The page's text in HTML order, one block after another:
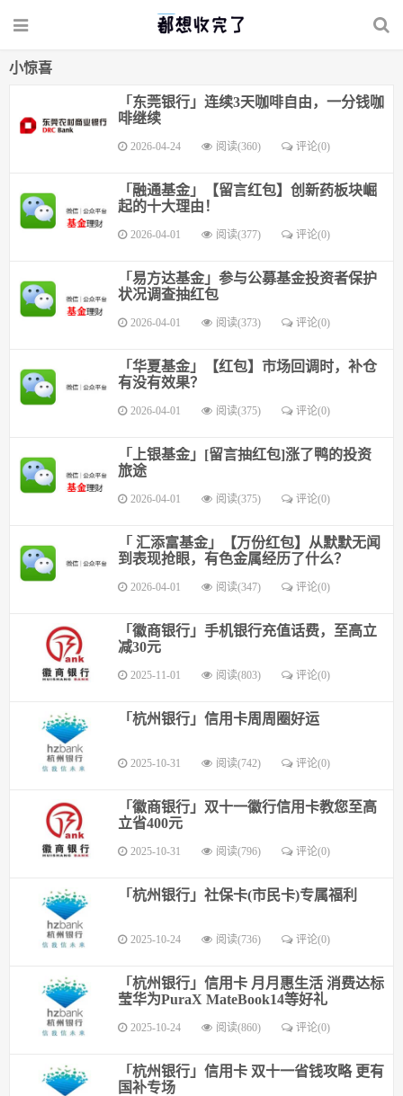
小惊喜
「东莞银行」连续3天咖啡自由，一分钱咖
啡继续
2026-04-24 阅读(360) 评论(0)
「融通基金」【留言红包】创新药板块崛
起的十大理由！
2026-04-01 阅读(377) 评论(0)
「易方达基金」参与公募基金投资者保护
状况调查抽红包
2026-04-01 阅读(373) 评论(0)
「华夏基金」【红包】市场回调时，补仓
有没有效果？
2026-04-01 阅读(375) 评论(0)
「上银基金」[留言抽红包]​涨了鸭的投资
旅途
2026-04-01 阅读(375) 评论(0)
「 汇添富基金」【万份红包】从默默无闻
到表现抢眼，有色金属经历了什么？
2026-04-01 阅读(347) 评论(0)
「徽商银行」手机银行充值话费，至高立
减30元
2025-11-01 阅读(803) 评论(0)
「杭州银行」信用卡周周圈好运
2025-10-31 阅读(742) 评论(0)
「徽商银行」双十一徽行信用卡教您至高
立省400元
2025-10-31 阅读(796) 评论(0)
「杭州银行」社保卡(市民卡)专属福利
2025-10-24 阅读(736) 评论(0)
「杭州银行」信用卡 月月惠生活 消费达标
莹华为PuraX MateBook14等好礼
2025-10-24 阅读(860) 评论(0)
「杭州银行」信用卡 双十一省钱攻略 更有
国补专场